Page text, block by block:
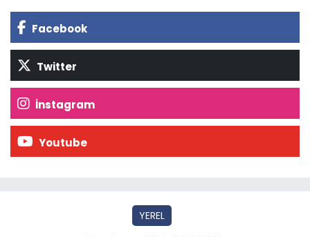
Facebook
Twitter
İnstagram
Youtube
YEREL